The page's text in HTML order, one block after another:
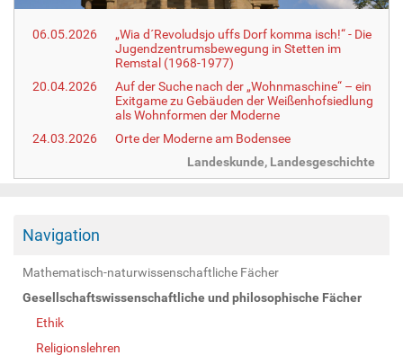
06.05.2026
„Wia d´Revoludsjo uffs Dorf komma isch!“ - Die
Jugendzentrumsbewegung in Stetten im
Remstal (1968-1977)
20.04.2026
Auf der Suche nach der „Wohnmaschine“ – ein
Exitgame zu Gebäuden der Weißenhofsiedlung
als Wohnformen der Moderne
24.03.2026
Orte der Moderne am Bodensee
Landeskunde, Landesgeschichte
Navigation
Mathematisch-naturwissenschaftliche Fächer
Gesellschaftswissenschaftliche und philosophische Fächer
Ethik
Religionslehren